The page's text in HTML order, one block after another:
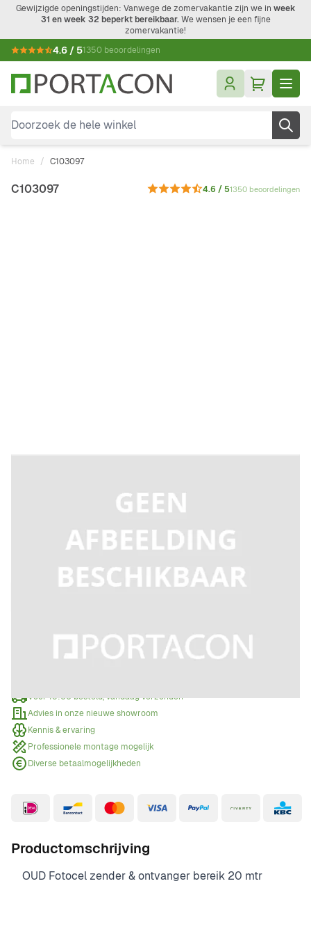
Ga naar de inhoud
Gewijzigde openingstijden: Vanwege de zomervakantie zijn we in week
31 en week 32 beperkt bereikbaar.We wensen je een fijne
zomervakantie!
4.6 / 51350 beoordelingen
Doorzoek de hele winkel
Home / C103097
C103097 4.6 / 51350 beoordelingen
Incl. BTW
€ 110,11
Offerte aanvragen
Wanneer een offerte aanvragen?
Voor 15:00 besteld, vandaag verzonden
Advies in onze nieuwe showroom
Kennis & ervaring
Professionele montage mogelijk
Diverse betaalmogelijkheden
Productomschrijving
OUD Fotocel zender & ontvanger bereik 20 mtr